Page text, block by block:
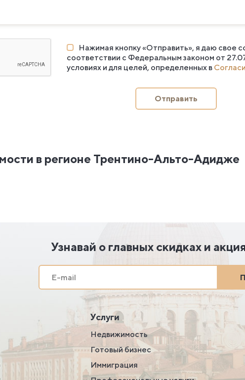
Нажимая кнопку «Отправить», я даю свое
соответствии с Федеральным законом от
условиях и для целей, определенных в
Отправить
в регионе Трентино-Альто-Адидже
Узнавай о главных скидках и
Услуги
Недвижимость
Готовый бизнес
Иммиграция